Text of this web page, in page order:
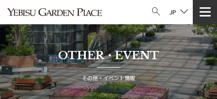
JP
OTHER・EVENT
その他・イベント情報